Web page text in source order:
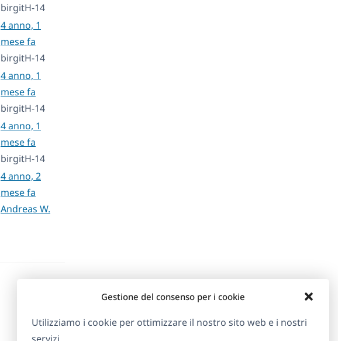
Gestione del consenso per i cookie
Utilizziamo i cookie per ottimizzare il nostro sito web e i nostri
birgitH-14
4 anno, 1
mese fa
birgitH-14
4 anno, 1
mese fa
birgitH-14
4 anno, 1
mese fa
birgitH-14
4 anno, 2
mese fa
Andreas W.